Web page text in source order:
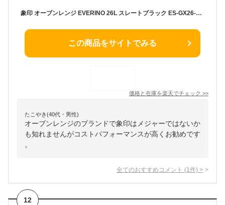
象印 オーブンレンジ EVERINO 26L スレートブラック ES-GX26-BM(1台)
この商品をサイトでみる
価格と在庫を楽天でチェック >>
たこやき(40代・男性)
オーブンレンジのブランドで象印はメジャーではないか
も知れませんがコストパフォーマンスが高くお勧めです
。
全てのおすすめコメント (1 件) >
12